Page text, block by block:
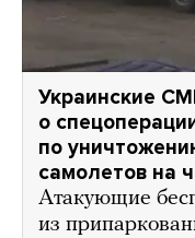
Украинские
о
по
самолетов на
Атакующие
из